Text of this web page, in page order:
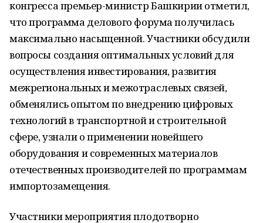
конгресса премьер-министр Башкирии отметил,
что программа делового форума получилась
максимально насыщенной. Участники обсудили
вопросы создания оптимальных условий для
осуществления инвестирования, развития
межрегиональных и межотраслевых связей,
обменялись опытом по внедрению цифровых
технологий в транспортной и строительной
сфере, узнали о применении новейшего
оборудования и современных материалов
отечественных производителей по программам
импортозамещения.
Участники мероприятия плодотворно